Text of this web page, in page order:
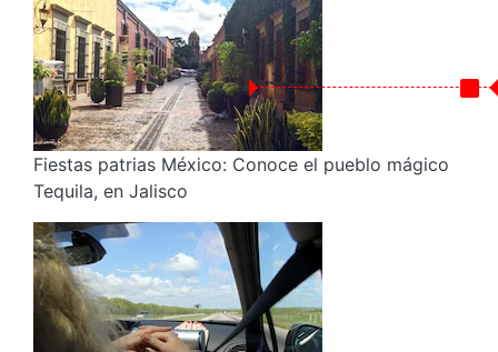
Fiestas patrias México: Conoce el pueblo mágico
Tequila, en Jalisco